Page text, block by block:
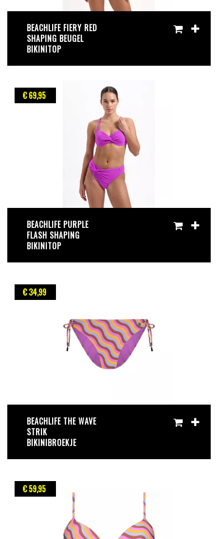
BEACHLIFE FIERY RED
SHAPING BEUGEL
BIKINITOP
€ 69,95
BEACHLIFE PURPLE
FLASH SHAPING
BIKINITOP
€ 34,99
BEACHLIFE THE WAVE
STRIK
BIKINIBROEKJE
€ 59,95